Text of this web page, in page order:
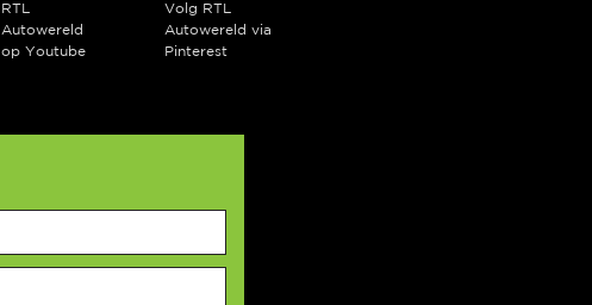
RTL
Autowereld
op Youtube
Volg RTL
Autowereld via
Pinterest